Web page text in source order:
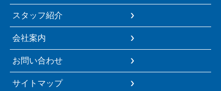
スタッフ紹介
会社案内
お問い合わせ
サイトマップ